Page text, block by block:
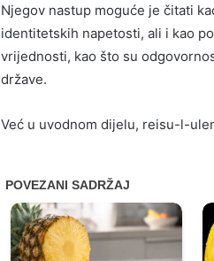
Njegov nastup moguće je čitati
identitetskih napetosti, ali i kao
vrijednosti, kao što su
države.
Već u uvodnom dijelu, reisu-l-